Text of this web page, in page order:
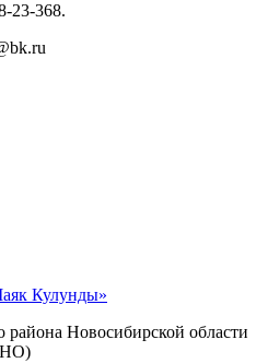
23-368.
Кулунды»
района Новосибирской области